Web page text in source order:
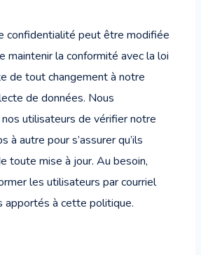
confidentialité peut être modifiée
maintenir la conformité avec la loi
de tout changement à notre
de données. Nous
utilisateurs de vérifier notre
à autre pour s’assurer qu’ils
toute mise à jour. Au besoin,
les utilisateurs par courriel
apportés à cette politique.